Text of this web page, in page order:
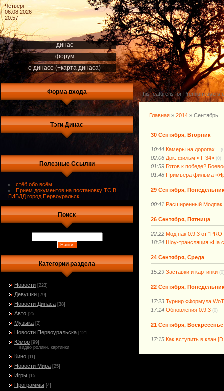
Четверг
06.08.2026
20:57
динас
форум
о динасе (+карта динаса)
Форма входа
Тэги Динас
Полезные Ссылки
стёб обо всём
Прием документов на постановку ТС В
ГИБДД город Первоуральск
Поиск
Категории раздела
Новости [223]
Девушки [79]
Новости Динаса [38]
Авто [25]
Музыка [2]
Новости Первоуральска [121]
Юмор [99]
видео ролики, картинки
Кино [11]
Новости Мира [25]
Игры [15]
Программы [4]
This feature is for Premium users
Главная » 2014 » Сентябрь
30 Сентября, Вторник
10:44 Камеры на дорогах...
02:06 Док. фильм «Т-34» (0)
01:59 Готов к победе?
01:48 Примьера фильма
29 Сентября,
00:41 Расширенный Модпак
26 Сентября, Пятница
22:22 Мод пак 0.9.3 от "PRO
18:24
Шоу-трансляция «На
24 Сентября, Среда
15:29 Заставки и картинки
22 Сентября,
17:23 Турнир «Формула
17:14 Обновления 0.9.3 (0)
21 Сентября, Воскресенье
17:15 Как вступить в клан